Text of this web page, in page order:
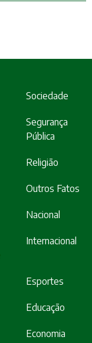
Sociedade
Segurança
Pública
Religião
Outros Fatos
Nacional
Internacional
Esportes
Educação
Economia